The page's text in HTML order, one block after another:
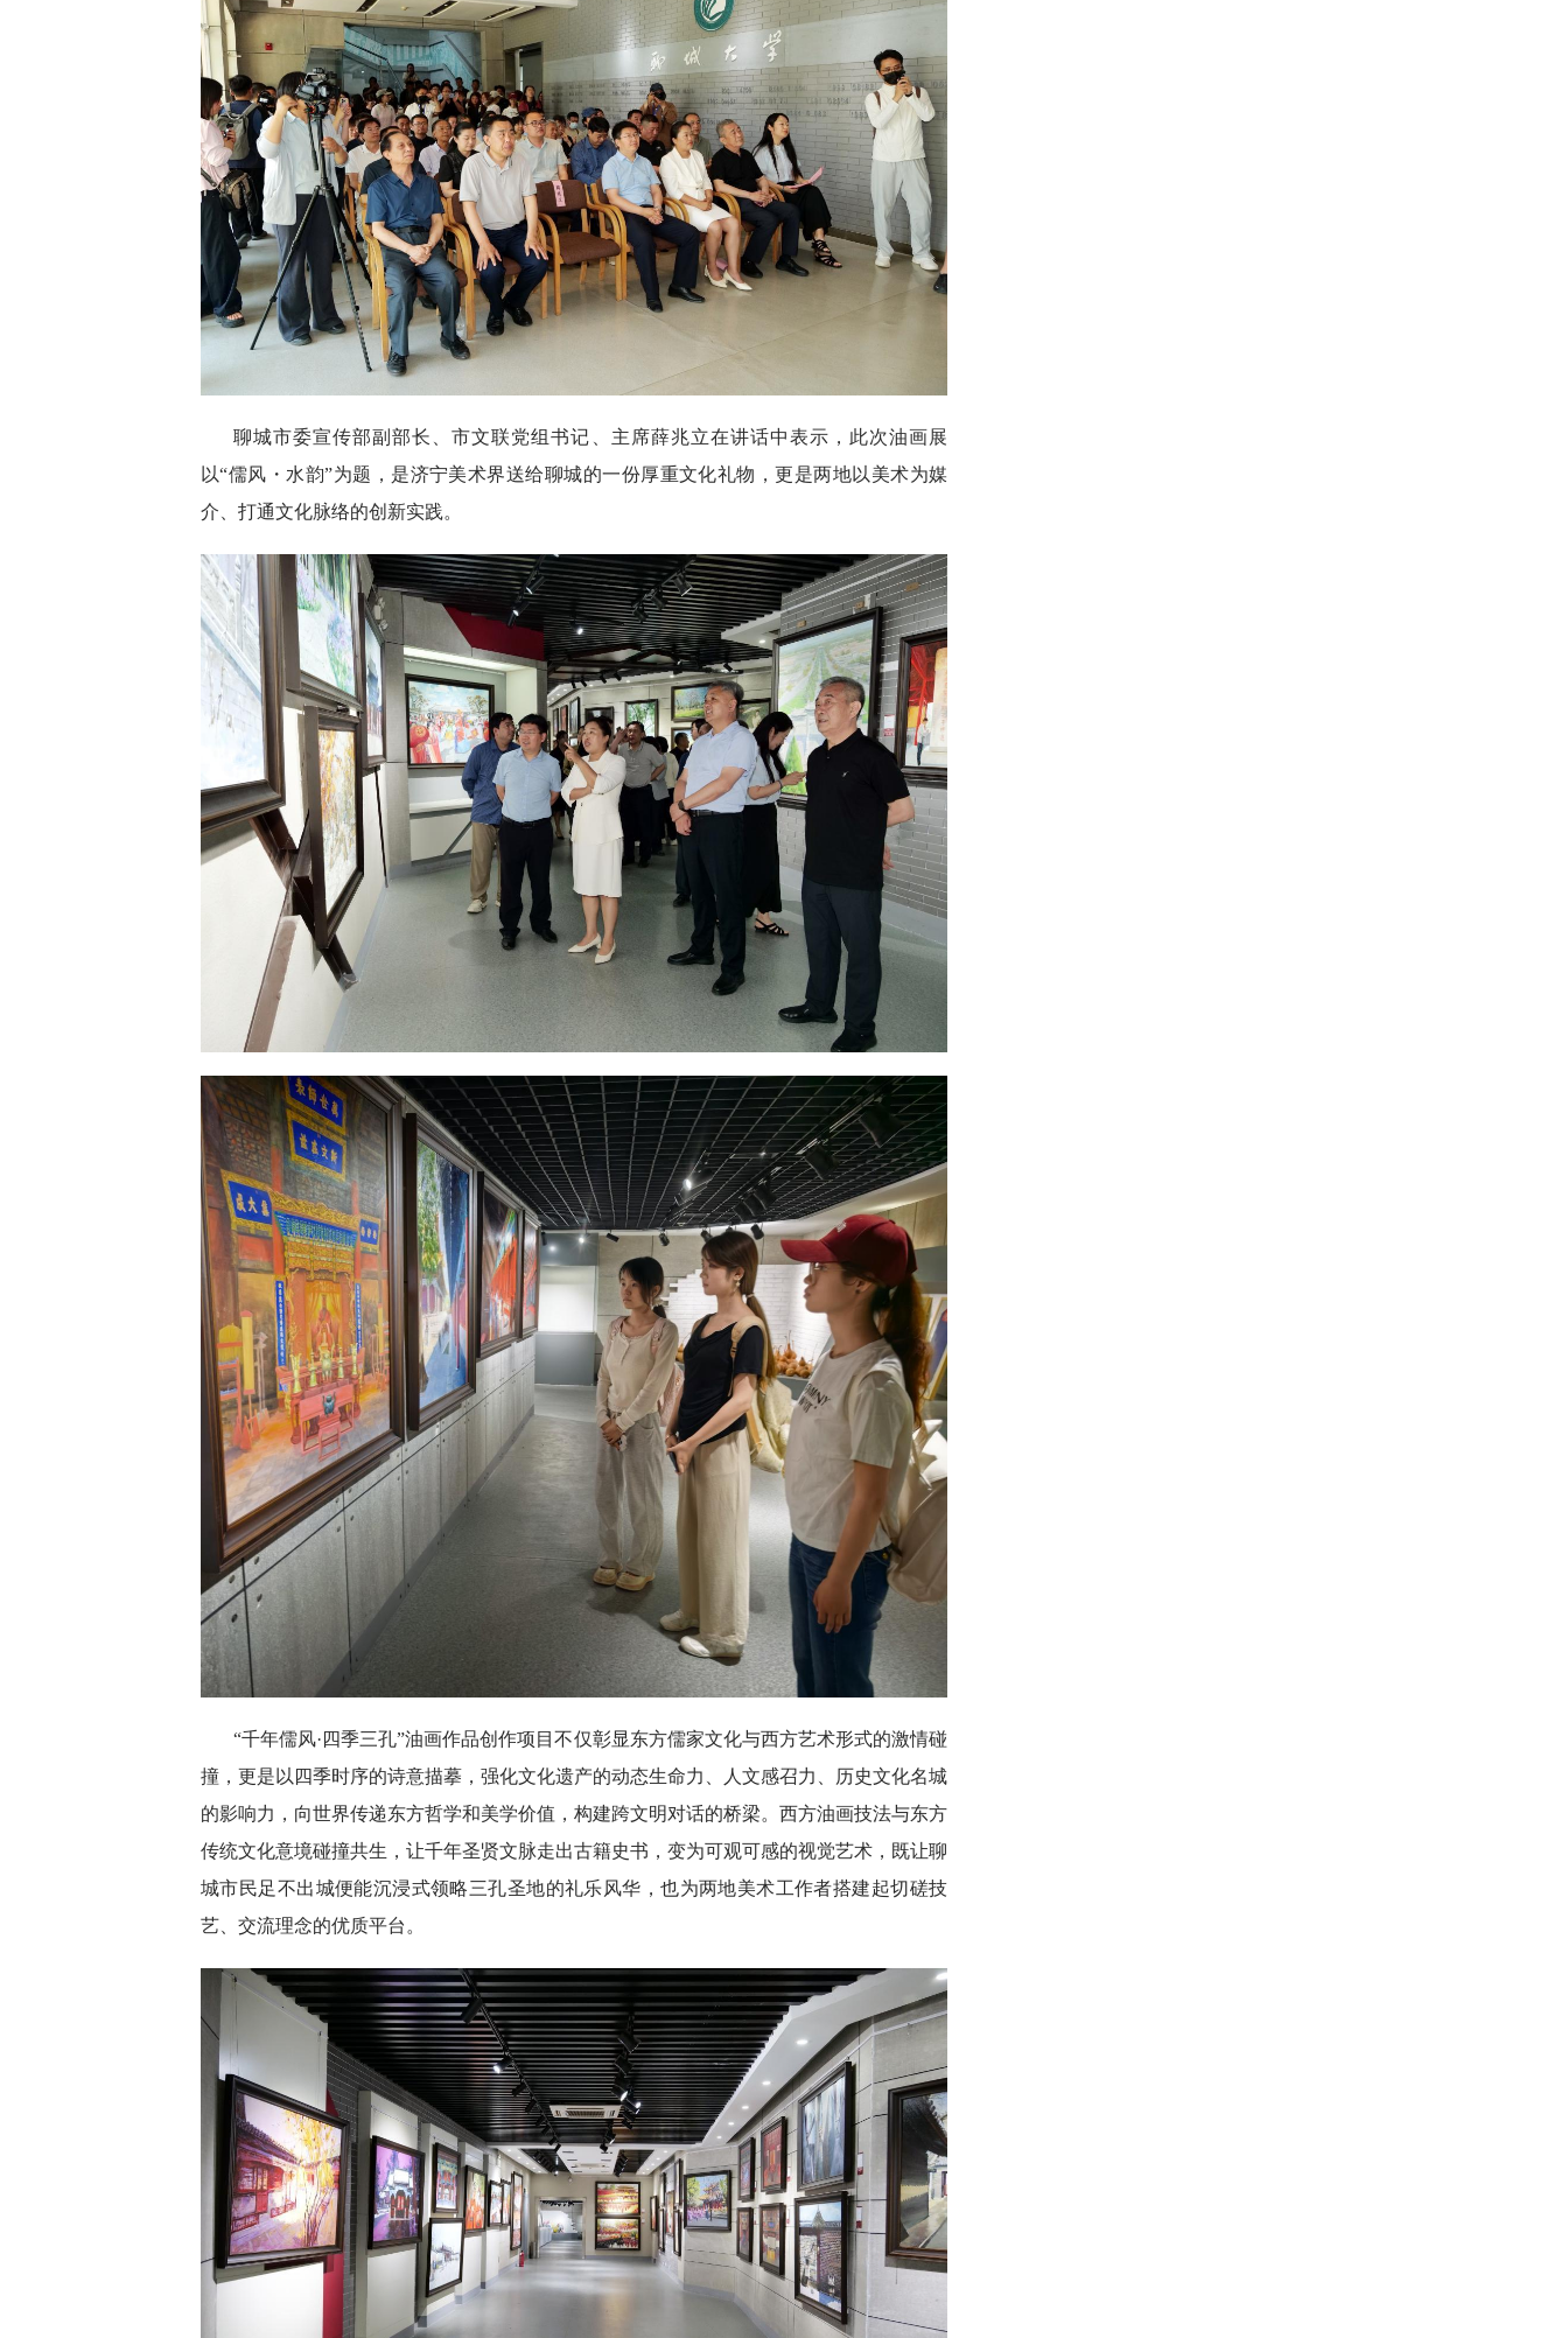
聊城市委宣传部副部长、市文联党组书记、主席薛兆立在讲话中表示，此次油画展
以“儒风・水韵”为题，是济宁美术界送给聊城的一份厚重文化礼物，更是两地以美术为媒
介、打通文化脉络的创新实践。
“千年儒风·四季三孔”油画作品创作项目不仅彰显东方儒家文化与西方艺术形式的激情碰
撞，更是以四季时序的诗意描摹，强化文化遗产的动态生命力、人文感召力、历史文化名城
的影响力，向世界传递东方哲学和美学价值，构建跨文明对话的桥梁。西方油画技法与东方
传统文化意境碰撞共生，让千年圣贤文脉走出古籍史书，变为可观可感的视觉艺术，既让聊
城市民足不出城便能沉浸式领略三孔圣地的礼乐风华，也为两地美术工作者搭建起切磋技
艺、交流理念的优质平台。